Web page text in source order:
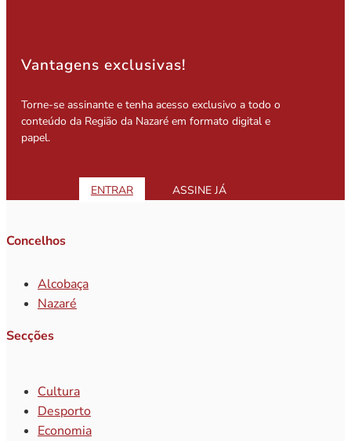
Vantagens exclusivas!
Torne-se assinante e tenha acesso exclusivo a todo o
conteúdo da Região da Nazaré em formato digital e
papel.
ENTRAR ASSINE JÁ
Concelhos
Alcobaça
Nazaré
Secções
Cultura
Desporto
Economia